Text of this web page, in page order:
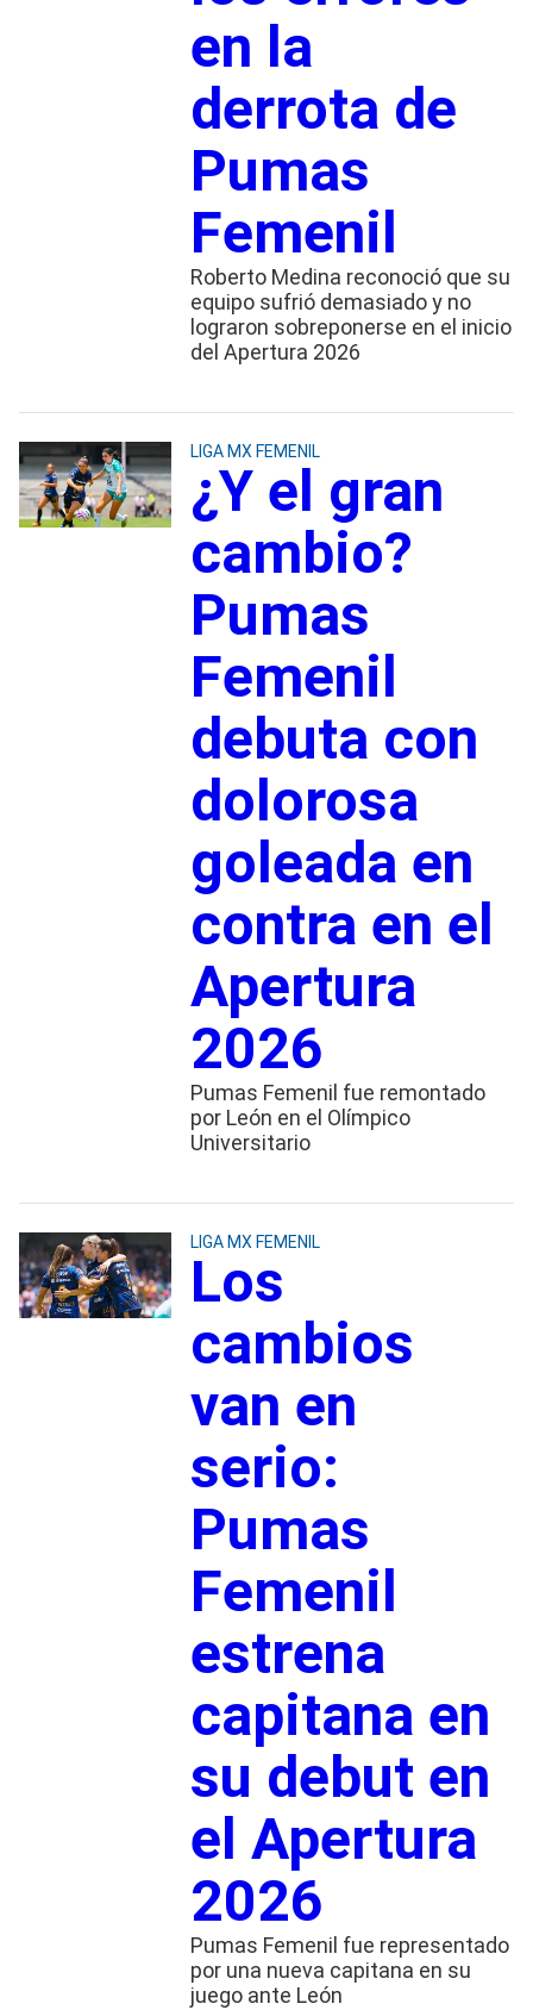
en la
derrota de
Pumas
Femenil
Roberto Medina reconoció que su
equipo sufrió demasiado y no
lograron sobreponerse en el inicio
del Apertura 2026
LIGA MX FEMENIL
¿Y el gran
cambio?
Pumas
Femenil
debuta con
dolorosa
goleada en
contra en el
Apertura
2026
Pumas Femenil fue remontado
por León en el Olímpico
Universitario
LIGA MX FEMENIL
Los
cambios
van en
serio:
Pumas
Femenil
estrena
capitana en
su debut en
el Apertura
2026
Pumas Femenil fue representado
por una nueva capitana en su
juego ante León